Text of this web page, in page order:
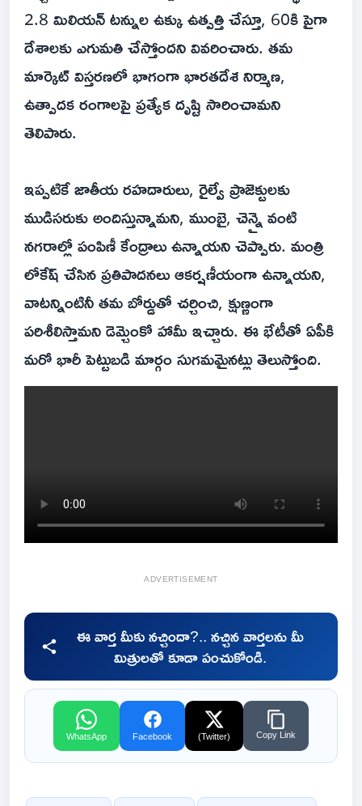
2.8 మిలియన్ టన్నుల ఉక్కు ఉత్పత్తి చేస్తూ, 60కి పైగా
దేశాలకు ఎగుమతి చేస్తోందని వివరించారు. తమ
మార్కెట్ విస్తరణలో భాగంగా భారతదేశ నిర్మాణ,
ఉత్పాదక రంగాలపై ప్రత్యేక దృష్టి సారించామని
తెలిపారు.
ఇప్పటికే జాతీయ రహదారులు, రైల్వే ప్రాజెక్టులకు
ముడిసరుకు అందిస్తున్నామని, ముంబై, చెన్నై వంటి
నగరాల్లో పంపిణీ కేంద్రాలు ఉన్నాయని చెప్పారు. మంత్రి
లోకేష్ చేసిన ప్రతిపాదనలు ఆకర్షణీయంగా ఉన్నాయని,
వాటన్నింటినీ తమ బోర్డుతో చర్చించి, క్షుణ్ణంగా
పరిశీలిస్తామని డెమ్చెంకో హామీ ఇచ్చారు. ఈ భేటీతో ఏపీకి
మరో భారీ పెట్టుబడి మార్గం సుగమమైనట్లు తెలుస్తోంది.
ADVERTISEMENT
ఈ వార్త మీకు నచ్చిందా?.. నచ్చిన వార్తలను మీ
మిత్రులతో కూడా పంచుకోండి.
WhatsApp Facebook (Twitter) Copy Link